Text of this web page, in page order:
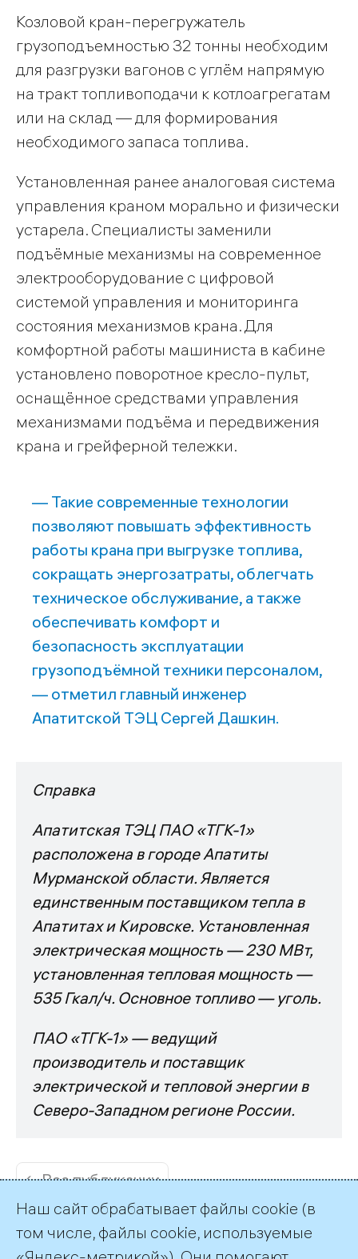
Козловой кран-перегружатель
грузоподъемностью 32 тонны необходим
для разгрузки вагонов с углём напрямую
на тракт топливоподачи к котлоагрегатам
или на склад — для формирования
необходимого запаса топлива.
Установленная ранее аналоговая система
управления краном морально и физически
устарела. Специалисты заменили
подъёмные механизмы на современное
электрооборудование с цифровой
системой управления и мониторинга
состояния механизмов крана. Для
комфортной работы машиниста в кабине
установлено поворотное кресло-пульт,
оснащённое средствами управления
механизмами подъёма и передвижения
крана и грейферной тележки.
— Такие современные технологии
позволяют повышать эффективность
работы крана при выгрузке топлива,
сокращать энергозатраты, облегчать
техническое обслуживание, а также
обеспечивать комфорт и
безопасность эксплуатации
грузоподъёмной техники персоналом,
— отметил главный инженер
Апатитской ТЭЦ Сергей Дашкин.
Справка
Апатитская ТЭЦ ПАО «ТГК-1»
расположена в городе Апатиты
Мурманской области. Является
единственным поставщиком тепла в
Апатитах и Кировске. Установленная
электрическая мощность — 230 МВт,
установленная тепловая мощность —
535 Гкал/ч. Основное топливо — уголь.
ПАО «ТГК-1» — ведущий
производитель и поставщик
электрической и тепловой энергии в
Северо-Западном регионе России.
← Все публикации
Наш сайт обрабатывает файлы cookie (в
том числе, файлы cookie, используемые